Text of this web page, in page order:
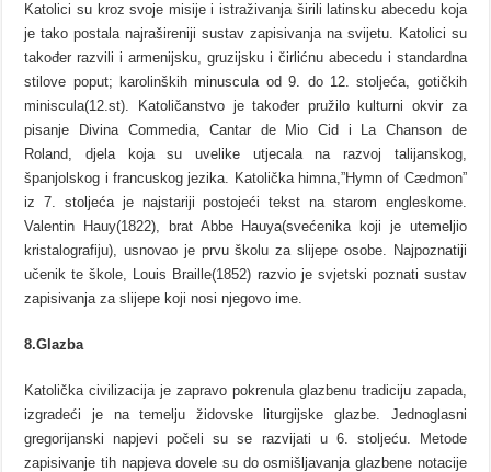
Katolici su kroz svoje misije i istraživanja širili latinsku abecedu koja
je tako postala najrašireniji sustav zapisivanja na svijetu. Katolici su
također razvili i armenijsku, gruzijsku i čirlićnu abecedu i standardna
stilove poput; karolinških minuscula od 9. do 12. stoljeća, gotičkih
miniscula(12.st). Katoličanstvo je također pružilo kulturni okvir za
pisanje Divina Commedia, Cantar de Mio Cid i La Chanson de
Roland, djela koja su uvelike utjecala na razvoj talijanskog,
španjolskog i francuskog jezika. Katolička himna,”Hymn of Cædmon”
iz 7. stoljeća je najstariji postojeći tekst na starom engleskome.
Valentin Hauy(1822), brat Abbe Hauya(svećenika koji je utemeljio
kristalografiju), usnovao je prvu školu za slijepe osobe. Najpoznatiji
učenik te škole, Louis Braille(1852) razvio je svjetski poznati sustav
zapisivanja za slijepe koji nosi njegovo ime.
8.Glazba
Katolička civilizacija je zapravo pokrenula glazbenu tradiciju zapada,
izgradeći je na temelju židovske liturgijske glazbe. Jednoglasni
gregorijanski napjevi počeli su se razvijati u 6. stoljeću. Metode
zapisivanje tih napjeva dovele su do osmišljavanja glazbene notacije